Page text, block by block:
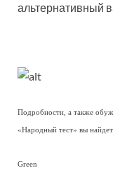
альтернативный
Подробности, а также
«Народный тест» вы
Green